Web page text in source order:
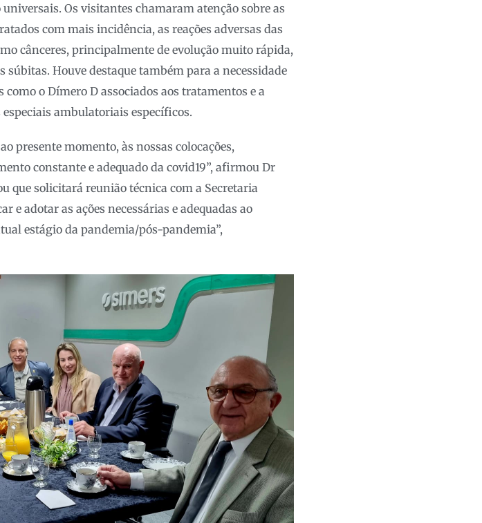
Os visitantes chamaram atenção sobre as
com mais incidência, as reações adversas das
cânceres, principalmente de evolução muito rápida,
Houve destaque também para a necessidade
o Dímero D associados aos tratamentos e a
ambulatoriais específicos.
presente momento, às nossas colocações,
constante e adequado da covid19”, afirmou Dr
que solicitará reunião técnica com a Secretaria
e adotar as ações necessárias e adequadas ao
estágio da pandemia/pós-pandemia”,